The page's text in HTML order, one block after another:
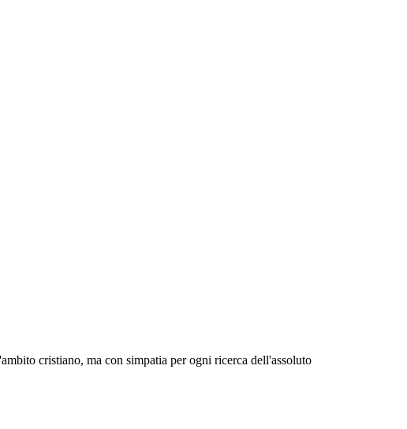
cristiano, ma con simpatia per ogni ricerca dell'assoluto